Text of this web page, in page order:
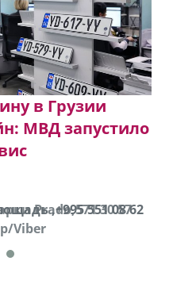
в Грузии
МВД запустило
Prado,571 30 57
Viber
,+995 551 08 62